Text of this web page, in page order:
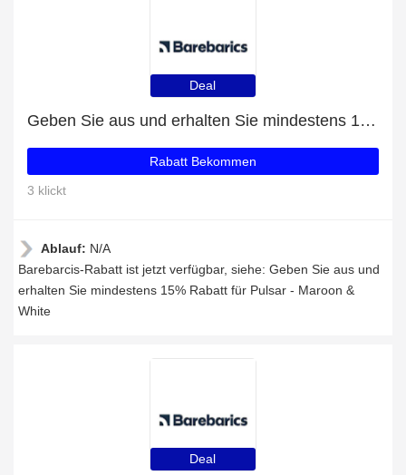
Deal
Geben Sie aus und erhalten Sie mindestens 15% Rabatt für Pulsar - Maroon & White
Rabatt Bekommen
3 klickt
Ablauf: N/A
Barebarcis-Rabatt ist jetzt verfügbar, siehe: Geben Sie aus und
erhalten Sie mindestens 15% Rabatt für Pulsar - Maroon &
White
Deal